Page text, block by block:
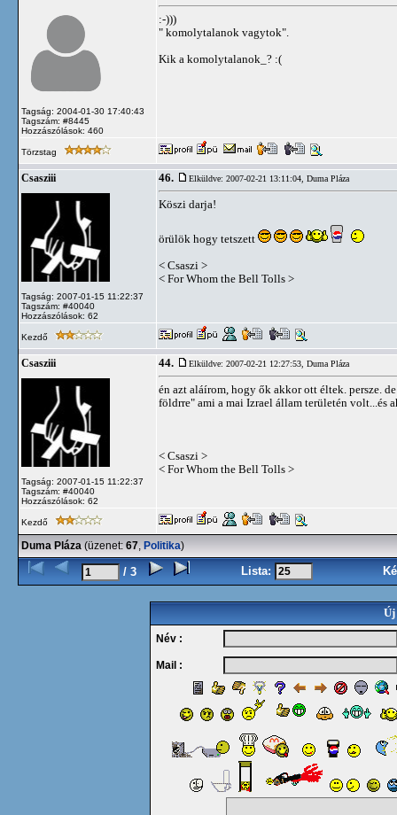
Tagság: 2004-01-30 17:40:43
Tagszám: #8445
Hozzászólások: 460
:-)))
" komolytalanok vagytok".
Kik a komolytalanok_? :(
Törzstag
Csasziii
Tagság: 2007-01-15 11:22:37
Tagszám: #40040
Hozzászólások: 62
46. Elküldve: 2007-02-21 13:11:04, Duma Pláza
Köszi darja!
örülök hogy tetszett
< Csaszi >
< For Whom the Bell Tolls >
Kezdő
Csasziii
Tagság: 2007-01-15 11:22:37
Tagszám: #40040
Hozzászólások: 62
44. Elküldve: 2007-02-21 12:27:53, Duma Pláza
én azt aláírom, hogy ők akkor ott éltek. persze.
földrre" ami a mai Izrael állam területén volt...és
< Csaszi >
< For Whom the Bell Tolls >
Kezdő
Duma Pláza (üzenet: 67, Politika)
/ 3 Lista:
Új
Név :
Mail :